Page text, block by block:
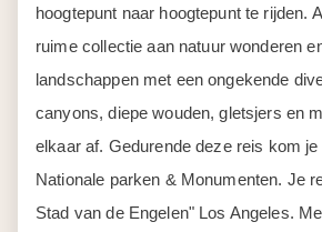
hoogtepunt naar hoogtepunt te rijden.
ruime collectie aan natuur wonderen
landschappen met een ongekende
canyons, diepe wouden, gletsjers en
elkaar af. Gedurende deze reis kom
Nationale parken & Monumenten. Je
Stad van de Engelen" Los Angeles.